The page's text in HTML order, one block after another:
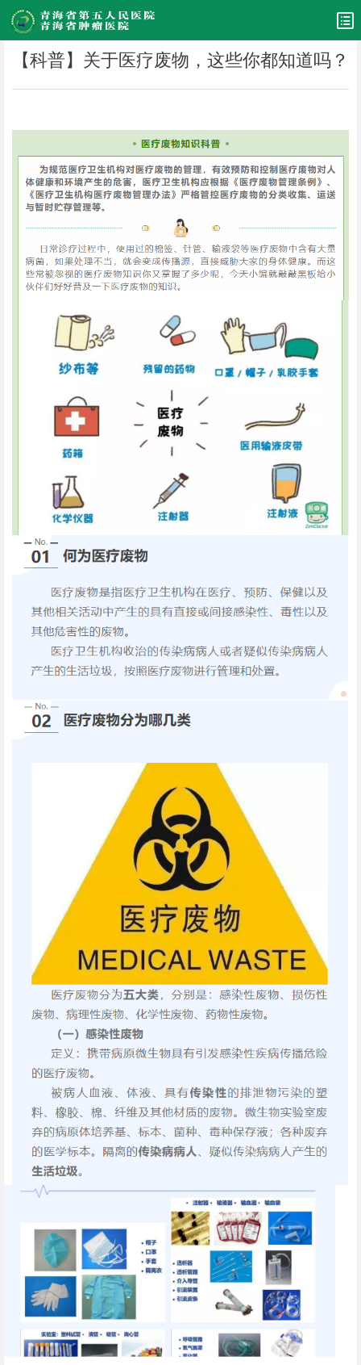
【科普】关于医疗废物，这些你都知道吗？